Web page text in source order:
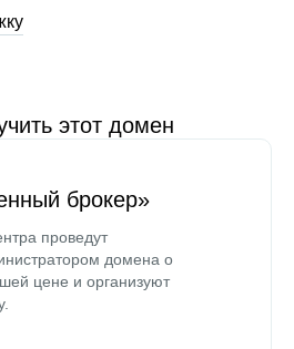
этот домен
брокер»
проведут
домена о
цене и организуют